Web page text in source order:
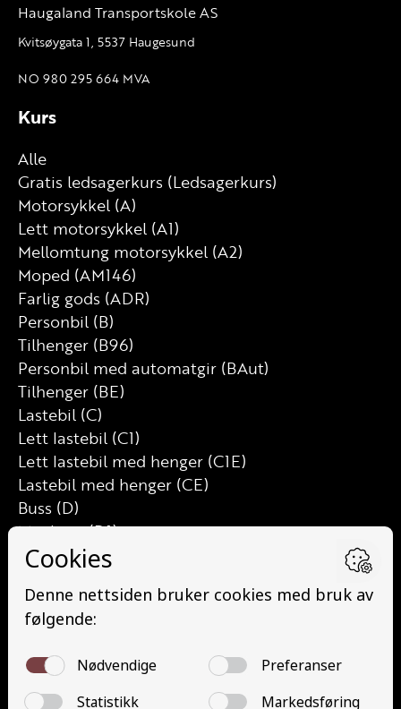
Haugaland Transportskole AS
Kvitsøygata 1, 5537 Haugesund
NO 980 295 664 MVA
Kurs
Alle
Gratis ledsagerkurs (Ledsagerkurs)
Motorsykkel (A)
Lett motorsykkel (A1)
Mellomtung motorsykkel (A2)
Moped (AM146)
Farlig gods (ADR)
Personbil (B)
Tilhenger (B96)
Personbil med automatgir (BAut)
Tilhenger (BE)
Lastebil (C)
Lett lastebil (C1)
Lett lastebil med henger (C1E)
Lastebil med henger (CE)
Buss (D)
Minibuss (D1)
Minibuss med henger (D1E)
Traktor (T)
Traktor (T141 og T148)
Trafikalt grunnkurs (TG)
Gods (YDG – YSK)